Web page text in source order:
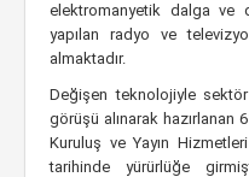
elektromanyetik dalga ve
yapılan radyo ve
almaktadır.
Değişen teknolojiyle
görüşü alınarak hazırlanan
Kuruluş ve Yayın
tarihinde yürürlüğe